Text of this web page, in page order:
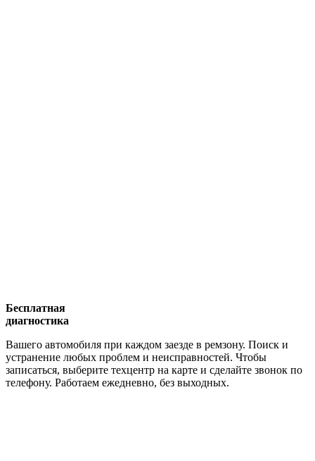
Бесплатная
диагностика
Вашего автомобиля при каждом заезде в ремзону. Поиск и
устранение любых проблем и неисправностей. Чтобы
записаться, выберите техцентр на карте и сделайте звонок по
телефону. Работаем ежедневно, без выходных.